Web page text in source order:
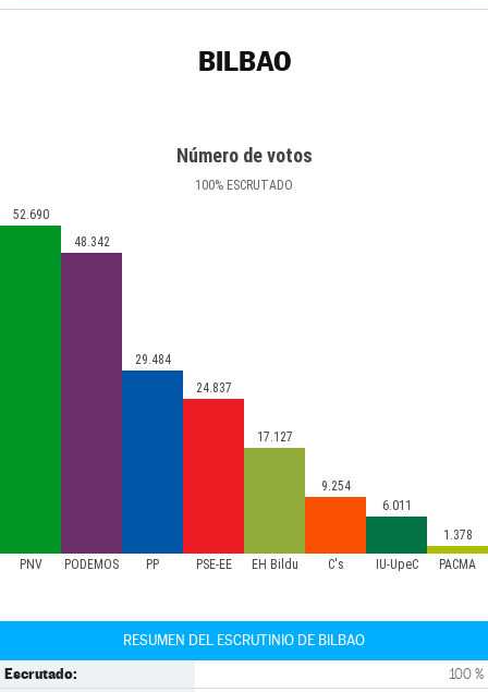
BILBAO
Número de votos
100% ESCRUTADO
PNV PODEMOS PP PSE-EE EH Bildu C's IU-UpeC PACMA
52.690
48.342
29.484
24.837
17.127
9.254
6.011
1.378
RESUMEN DEL ESCRUTINIO DE BILBAO
Escrutado: 100 %